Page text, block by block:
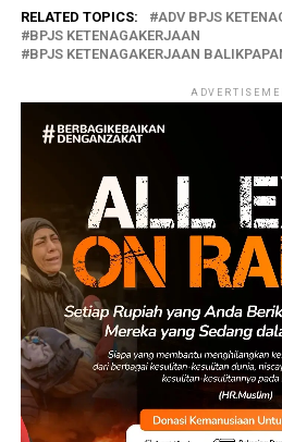
RELATED TOPICS:
ADV BPJS
BPJS KETENAGAKERJAAN
BPJS KETENAGAKERJAAN